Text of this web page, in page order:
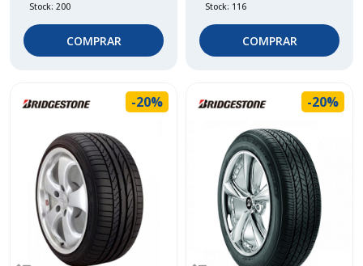
Stock: 200
COMPRAR
Stock: 116
COMPRAR
-20% -20%